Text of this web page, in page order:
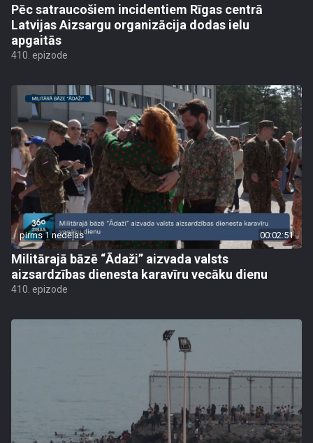
Pēc satraucošiem incidentiem Rīgas centrā
Latvijas Aizsargu organizācija dodas ielu
apgaitās
410. epizode
pirms 1 nedēļas 00:02:51
Militārajā bāzē “Ādaži” aizvada valsts
aizsardzības dienesta karavīru vecāku dienu
410. epizode